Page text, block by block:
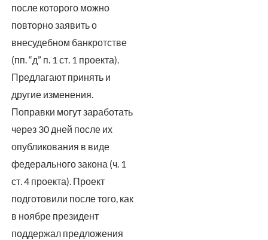
после которого можно
повторно заявить о
внесудебном банкротстве
(пп. “д” п. 1 ст. 1 проекта).
Предлагают принять и
другие изменения.
Поправки могут заработать
через 30 дней после их
опубликования в виде
федерального закона (ч. 1
ст. 4 проекта). Проект
подготовили после того, как
в ноябре президент
поддержал предложения